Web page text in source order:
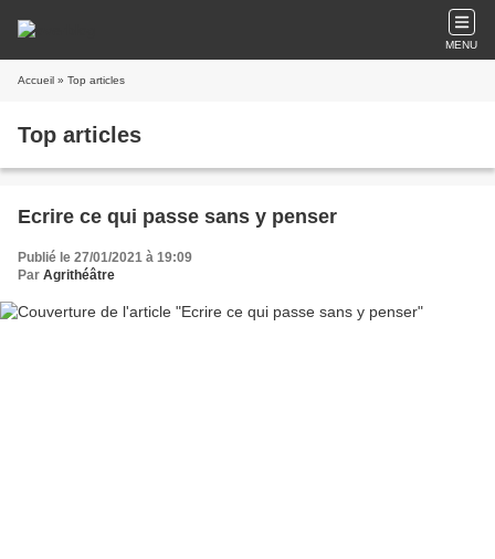
MENU
Accueil » Top articles
Top articles
Ecrire ce qui passe sans y penser
Publié le 27/01/2021 à 19:09
Par Agrithéâtre